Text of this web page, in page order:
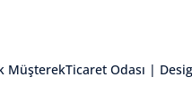
MüşterekTicaret Odası |